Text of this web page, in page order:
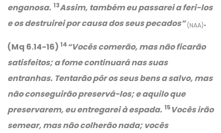
enganosa. 13Assim, também eu passarei a feri-los
e os destruirei por causa dos seus pecados”(NAA).
(Mq 6.14-16) 14“Vocês comerão, mas não ficarão
satisfeitos; a fome continuará nas suas
entranhas. Tentarão pôr os seus bens a salvo, mas
não conseguirão preservá-los; e aquilo que
preservarem, eu entregarei à espada. 15 Vocês irão
semear, mas não colherão nada; vocês